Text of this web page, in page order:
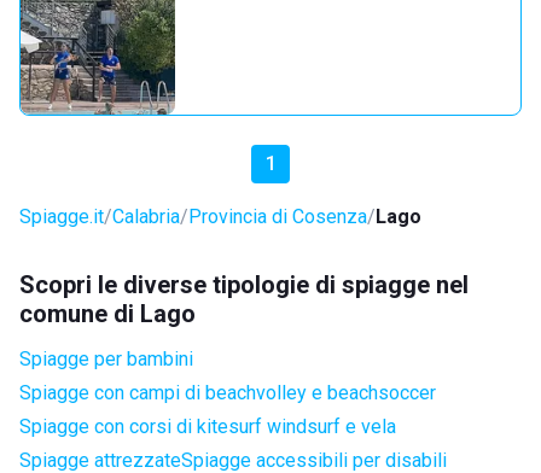
1
Spiagge.it Calabria Provincia di Cosenza Lago
Scopri le diverse tipologie di spiagge nel
comune di Lago
Spiagge per bambini
Spiagge con campi di beachvolley e beachsoccer
Spiagge con corsi di kitesurf windsurf e vela
Spiagge attrezzateSpiagge accessibili per disabili